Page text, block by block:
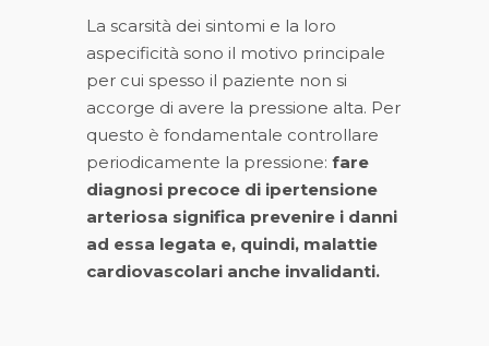
La scarsità dei sintomi e la loro
aspecificità sono il motivo principale
per cui spesso il paziente non si
accorge di avere la pressione alta. Per
questo è fondamentale controllare
periodicamente la pressione: fare
diagnosi precoce di ipertensione
arteriosa significa prevenire i danni
ad essa legata e, quindi, malattie
cardiovascolari anche invalidanti.